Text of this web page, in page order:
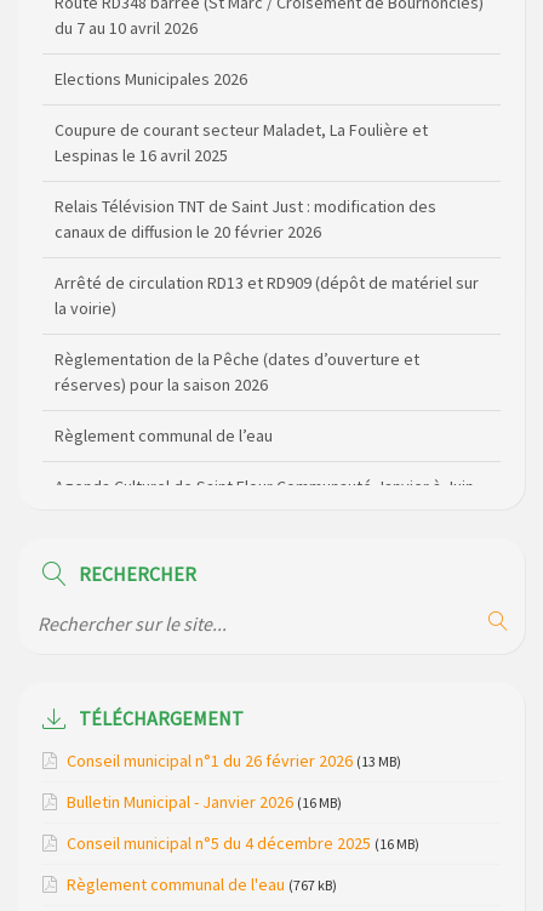
Elections Municipales 2026
Coupure de courant secteur Maladet, La Foulière et
Lespinas le 16 avril 2025
Relais Télévision TNT de Saint Just : modification des
canaux de diffusion le 20 février 2026
Arrêté de circulation RD13 et RD909 (dépôt de matériel sur
la voirie)
Règlementation de la Pêche (dates d’ouverture et
réserves) pour la saison 2026
Règlement communal de l’eau
Agenda Culturel de Saint Flour Communauté Janvier à Juin
Horaire des bus scolaires passant sur la commune
de la gendarmerie
du mois de avril 2026
bungalows bois, ses chalets et sa piscine
Réunion d’installation du nouveau conseil municipal à
Campagne de collecte des plastiques agricoles le 22 avril
RECHERCHER
TÉLÉCHARGEMENT
Conseil municipal n°1 du 26 février 2026 (13 MB)
Bulletin Municipal - Janvier 2026 (16 MB)
Conseil municipal n°5 du 4 décembre 2025 (16 MB)
Règlement communal de l'eau (767 kB)